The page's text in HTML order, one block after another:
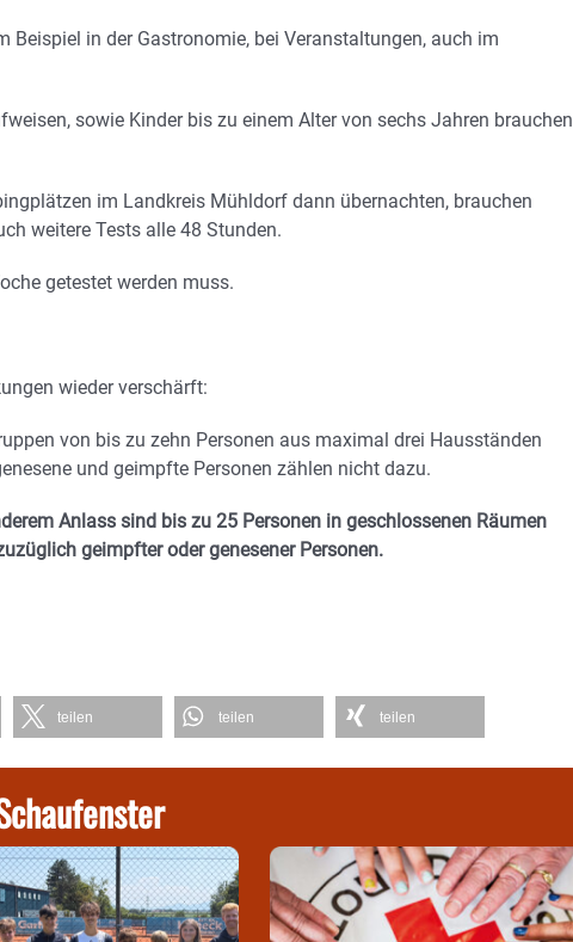
Beispiel in der Gastronomie, bei Veranstaltungen, auch im
sowie Kinder bis zu einem Alter von sechs Jahren brauchen
im Landkreis Mühldorf dann übernachten, brauchen
weitere Tests alle 48 Stunden.
getestet werden muss.
wieder verschärft:
von bis zu zehn Personen aus maximal drei Hausständen
und geimpfte Personen zählen nicht dazu.
Anlass sind bis zu 25 Personen in geschlossenen Räumen
geimpfter oder genesener Personen.
teilen teilen teilen